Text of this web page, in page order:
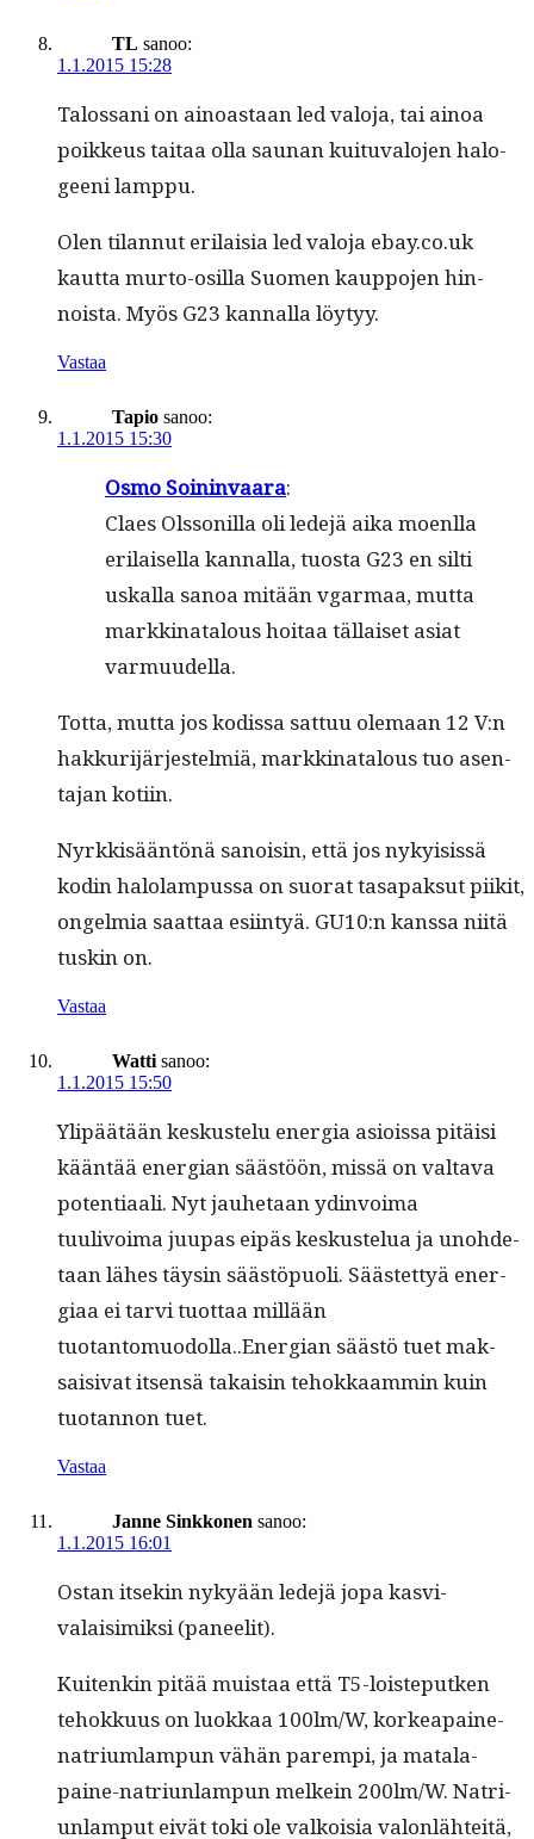
TL sanoo:
1.1.2015 15:28
Talos­sani on ain­oas­taan led val­o­ja, tai ain­oa
poikkeus taitaa olla saunan kuitu­val­o­jen halo­
geeni lamppu.
Olen tilan­nut eri­laisia led val­o­ja ebay.co.uk
kaut­ta mur­to-osil­la Suomen kaup­po­jen hin­
noista. Myös G23 kan­nal­la löytyy.
Vastaa
Tapio sanoo:
1.1.2015 15:30
Osmo Soin­in­vaara:
Claes Olssonil­la oli lede­jä aika moen­l­la
eri­laisel­la kan­nal­la, tuos­ta G23 en silti
uskalla sanoa mitään vgar­maa, mut­ta
markki­na­t­alous hoitaa täl­laiset asi­at
varmuudella.
Tot­ta, mut­ta jos kodis­sa sat­tuu ole­maan 12 V:n
hakkuri­jär­jestelmiä, markki­na­t­alous tuo asen­
ta­jan kotiin.
Nyrkkisään­tönä sanois­in, että jos nyky­i­sis­sä
kodin halo­lam­pus­sa on suo­rat tas­apak­sut piik­it,
ongelmia saat­taa esi­in­tyä. GU10:n kanssa niitä
tuskin on.
Vastaa
Watti sanoo:
1.1.2015 15:50
Ylipäätään keskustelu ener­gia asiois­sa pitäisi
kään­tää ener­gian säästöön, mis­sä on val­ta­va
poten­ti­aali. Nyt jauhetaan ydin­voima
tuulivoima juu­pas eipäs keskustelua ja uno­hde­
taan läh­es täysin säästöpuoli. Säästet­tyä ener­
giaa ei tarvi tuot­taa mil­lään
tuotantomuodolla..Energian säästö tuet mak­
saisi­vat itsen­sä takaisin tehokkaam­min kuin
tuotan­non tuet.
Vastaa
Janne Sinkkonen sanoo:
1.1.2015 16:01
Ostan itsekin nykyään lede­jä jopa kas­vi­
valaisimik­si (paneel­it).
Kuitenkin pitää muis­taa että T5-lois­teputken
tehokku­us on luokkaa 100lm/W, korkea­paine-
natri­um­lam­pun vähän parem­pi, ja mata­la­
paine-natri­un­lam­pun melkein 200lm/W. Natri­
un­lam­put eivät toki ole valkoisia val­on­lähteitä,